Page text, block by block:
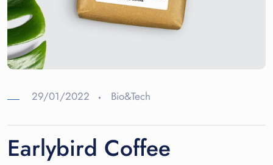
29/01/2022 Bio&Tech
Earlybird Coffee